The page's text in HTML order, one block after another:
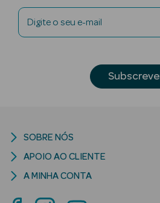
Esfoliantes
Ver Tudo
Cosmética
Digite o seu e-mail
SOBRE NÓS
APOIO AO CLIENTE
A MINHA CONTA